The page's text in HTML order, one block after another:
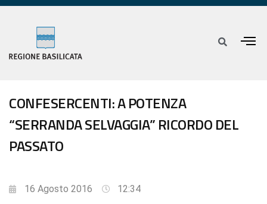
CONFESERCENTI: A POTENZA
“SERRANDA SELVAGGIA” RICORDO DEL
PASSATO
16 Agosto 2016 12:34